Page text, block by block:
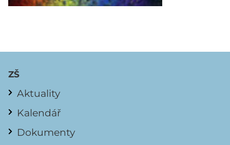
ZŠ
Aktuality
Kalendář
Dokumenty